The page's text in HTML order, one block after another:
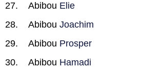
Abibou Elie
Abibou Joachim
Abibou Prosper
Abibou Hamadi